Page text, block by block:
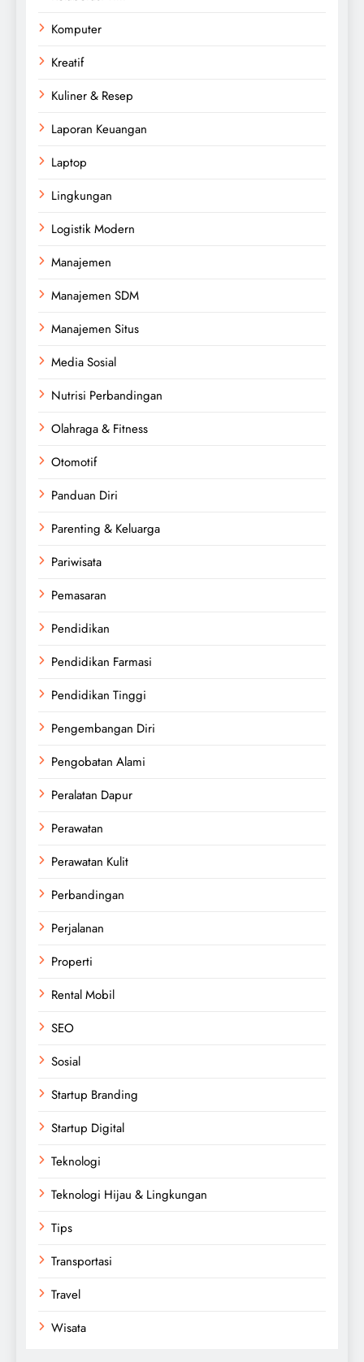
Komputer
Kreatif
Kuliner & Resep
Laporan Keuangan
Laptop
Lingkungan
Logistik Modern
Manajemen
Manajemen SDM
Manajemen Situs
Media Sosial
Nutrisi Perbandingan
Olahraga & Fitness
Otomotif
Panduan Diri
Parenting & Keluarga
Pariwisata
Pemasaran
Pendidikan
Pendidikan Farmasi
Pendidikan Tinggi
Pengembangan Diri
Pengobatan Alami
Peralatan Dapur
Perawatan
Perawatan Kulit
Perbandingan
Perjalanan
Properti
Rental Mobil
SEO
Sosial
Startup Branding
Startup Digital
Teknologi
Teknologi Hijau & Lingkungan
Tips
Transportasi
Travel
Wisata